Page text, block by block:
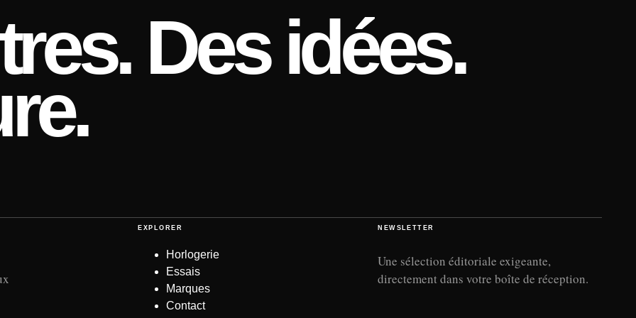
Des idées.
EXPLORER
Horlogerie
Essais
Marques
Contact
NEWSLETTER
Une sélection éditoriale exigeante,
directement dans votre boîte de réception.